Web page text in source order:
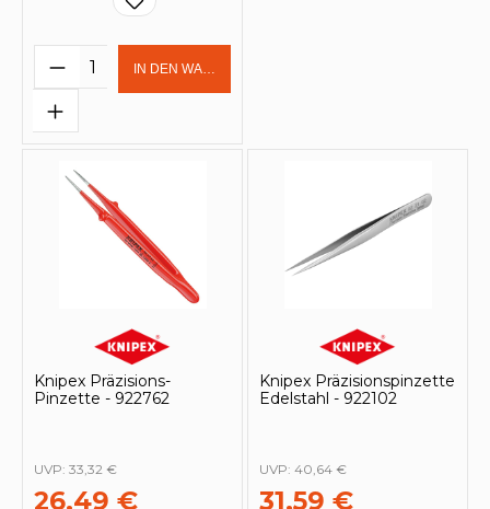
Produkt Anzahl: Gib den
IN DEN WARENKORB
Knipex Präzisions-
Pinzette - 922762
26,49 €
UVP: 33,32 €
Knipex Präzisionspinzette
Edelstahl - 922102
31,59 €
UVP: 40,64 €